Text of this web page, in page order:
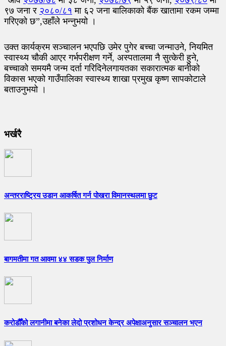
९७ जना र २०८०/८१ मा ६२ जना बालिकाको बैंक खातामा रकम जम्मा
गरिएको छ”,उहाँले भन्नुभयो ।
उक्त कार्यक्रम सञ्चालन भएपछि उमेर पुगेर बच्चा जन्माउने, नियमित
स्वास्थ्य चौकी आएर गर्भपरीक्षण गर्ने, अस्पतालमा नै सुत्केरी हुने,
बच्चाको समयमै जन्म दर्ता गरिदिनेलगायतका सकारात्मक बानीको
विकास भएको गाउँपालिका स्वास्थ्य शाखा प्रमुख कृष्ण सापकोटाले
बताउनुभयो ।
भर्खरै
अन्तरराष्ट्रिय उडान आकर्षित गर्न पोखरा विमानस्थलमा छुट
बागमतीमा गत आवमा ४४ सडक पुल निर्माण
करोडौँको लगानीमा बनेका लेदो प्रशोधन केन्द्र अपेक्षाअनुसार सञ्चालन भएन